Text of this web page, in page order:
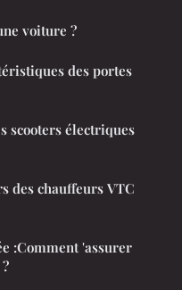
voiture ?
des portes
scooters électriques
des chauffeurs VTC
:Comment 'assurer